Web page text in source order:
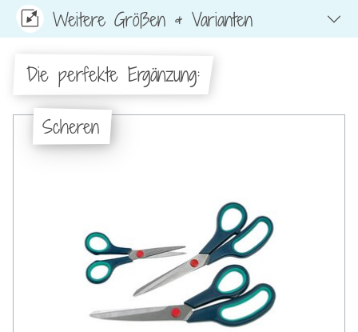
Weitere Größen & Varianten
Die perfekte Ergänzung:
Scheren